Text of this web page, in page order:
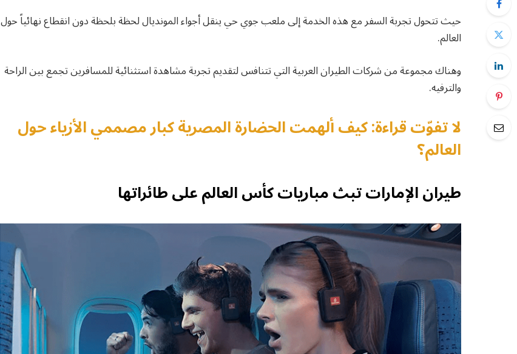
حيث تتحول تجربة السفر مع هذه الخدمة إلى ملعب جوي حي ينقل أجواء المونديال لحظة بلحظة دون انقطاع نهائياً حول
العالم.
وهناك مجموعة من شركات الطيران العربية التي تتنافس لتقديم تجربة مشاهدة استثنائية للمسافرين تجمع بين الراحة
والترفيه.
لا تفوّت قراءة: كيف ألهمت الحضارة المصرية كبار مصممي الأزياء حول
العالم؟
طيران الإمارات تبث مباريات كأس العالم على طائراتها